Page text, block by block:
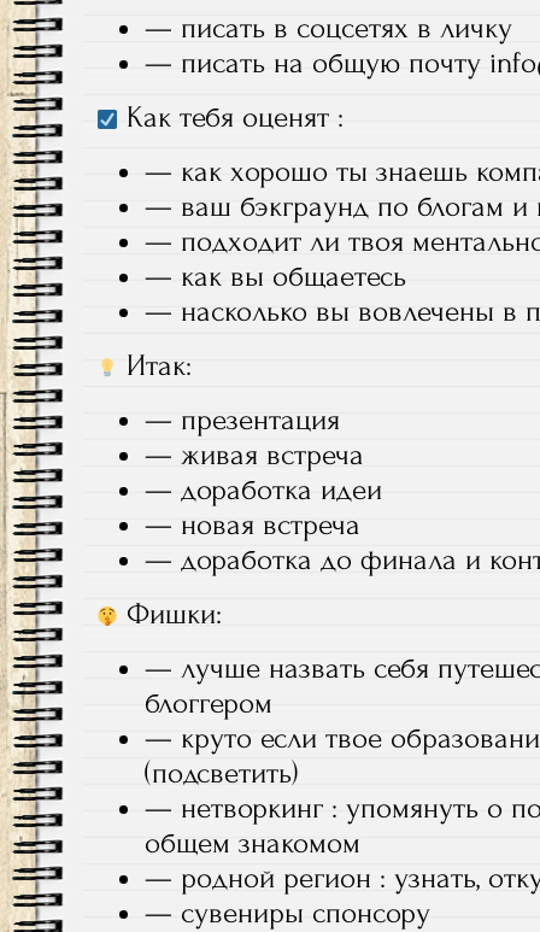
— писать в соцсетях в личку
— писать на общую почту
Как тебя оценят :
— как хорошо ты знаешь
— ваш бэкграунд по блогам и
— подходит ли твоя
— как вы общаетесь
— насколько вы вовлечены в
Итак:
— презентация
— живая встреча
— доработка идеи
— новая встреча
— доработка до финала и
Фишки:
— лучше назвать себя
блоггером
— круто если твое
(подсветить)
— нетворкинг : упомянуть о
общем знакомом
— родной регион : узнать,
— сувениры спонсору